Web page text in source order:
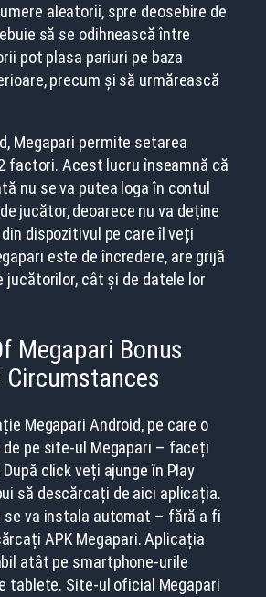
aleatorii, spre deosebire de
să se odihnească între
pot plasa pariuri pe baza
precum și să urmărească
Megapari permite setarea
factori. Acest lucru înseamnă că
nu se va putea loga în contul
jucător, deoarece nu va deține
dispozitivul pe care îl veți
este de încredere, are grijă
cât și de datele lor
Megapari Bonus
Circumstances
Megapari Android, pe care o
pe site-ul Megapari – faceți
click veți ajunge în Play
să descărcați de aici aplicația.
se va instala automat – fără a fi
APK Megapari. Aplicația
atât pe smartphone-urile
tablete. Site-ul oficial Megapari